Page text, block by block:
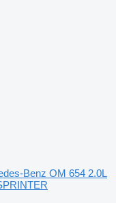
Benz OM 654 2.0L